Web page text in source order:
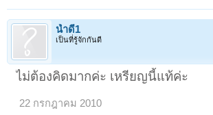
น้ำดี1
เป็นที่รู้จักกันดี
ไม่ต้องคิดมากค่ะ เหรียญนี้แท้ค่ะ
22 กรกฎาคม 2010